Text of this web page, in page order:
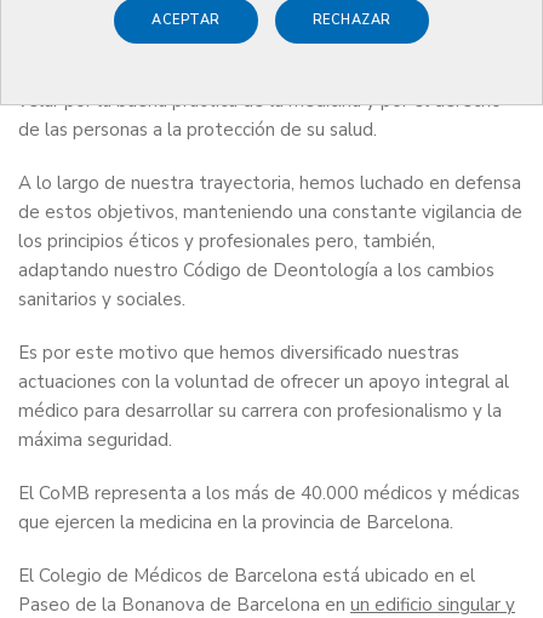
ACEPTAR RECHAZAR
El Colegio de Médicos de Barcelona (CoMB) es una
institución fundada en 1894 que tiene como función principal
velar por la buena práctica de la medicina y por el derecho
de las personas a la protección de su salud.
A lo largo de nuestra trayectoria, hemos luchado en defensa
de estos objetivos, manteniendo una constante vigilancia de
los principios éticos y profesionales pero, también,
adaptando nuestro Código de Deontología a los cambios
sanitarios y sociales.
Es por este motivo que hemos diversificado nuestras
actuaciones con la voluntad de ofrecer un apoyo integral al
médico para desarrollar su carrera con profesionalismo y la
máxima seguridad.
El CoMB representa a los más de 40.000 médicos y médicas
que ejercen la medicina en la provincia de Barcelona.
El Colegio de Médicos de Barcelona está ubicado en el
Paseo de la Bonanova de Barcelona en un edificio singular y